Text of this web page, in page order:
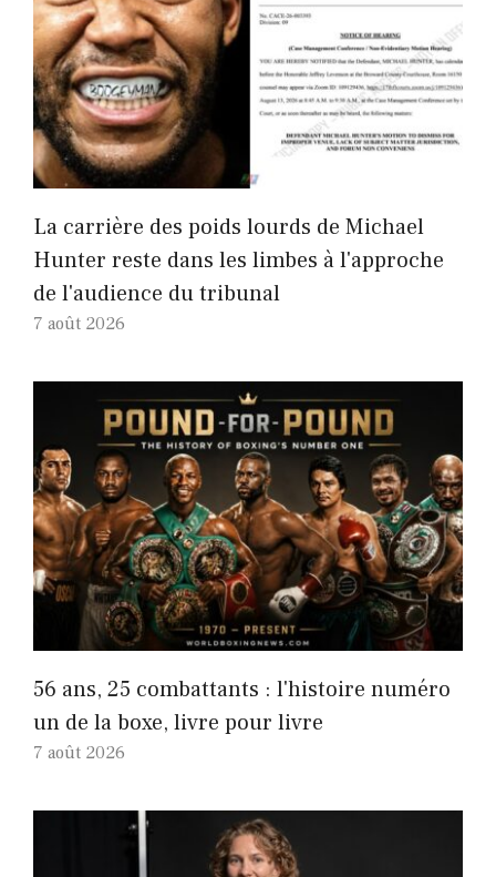
La carrière des poids lourds de Michael
Hunter reste dans les limbes à l'approche
de l'audience du tribunal
7 août 2026
56 ans, 25 combattants : l'histoire numéro
un de la boxe, livre pour livre
7 août 2026